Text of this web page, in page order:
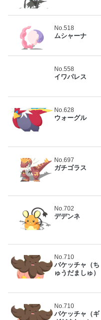
No.518
ムシャーナ
No.558
イワパレス
No.628
ウォーグル
No.697
ガチゴラス
No.702
デデンネ
No.710
バケッチャ（ち
ゅうだましゅ）
No.710
バケッチャ（ギ